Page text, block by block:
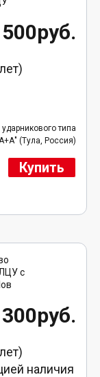
типа
(Тула, Россия)
Купить
наличия